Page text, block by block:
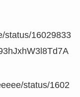
status/16029833
status/1602